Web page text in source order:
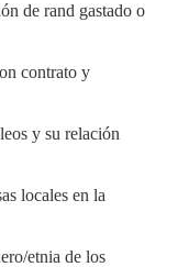
de rand gastado o
contrato y
y su relación
locales en la
etnia de los